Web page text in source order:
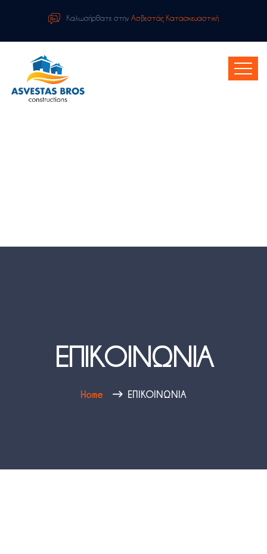
Καλωσήρθατε στην Ασβεστάς Κατασκευαστική
ΕΠΙΚΟΙΝΩΝΙΑ
Home ΕΠΙΚΟΙΝΩΝΙΑ